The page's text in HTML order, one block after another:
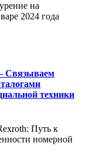
на
2024 года
Связываем
техники
Путь к
номерной